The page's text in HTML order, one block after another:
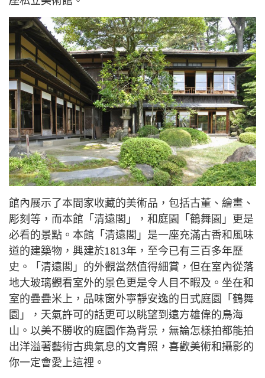
館內展示了本間家收藏的美術品，包括古董、繪畫、
彫刻等，而本館「清遠閣」，和庭園「鶴舞園」更是
必看的景點。本館「清遠閣」是一座充滿古香和風味
道的建築物，興建於1813年，至今已有三百多年歷
史。「清遠閣」的外觀當然值得細賞，但在室內從落
地大玻璃觀看室外的景色更是令人目不暇及。坐在和
室的疊疊米上，品味窗外寧靜安逸的日式庭園「鶴舞
園」，天氣許可的話更可以眺望到遠方雄偉的鳥海
山。以美不勝收的庭園作為背景，無論怎樣拍都能拍
出洋溢著藝術古典氣息的文青照，喜歡美術和攝影的
你一定會愛上這𥚃 。